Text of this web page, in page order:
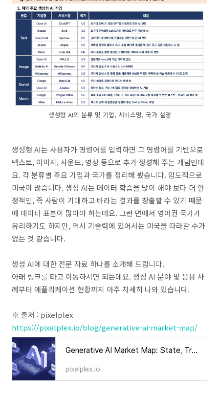
생성형 AI의 분류 및 기업, 서비스명, 국가 설명
생성형 AI는 사용자가 명령어를 입력하면 그 명령어를 기반으로
텍스트, 이미지, 사운드, 영상 등으로 추가 생성해 주는 개념인데
요. 각 분류별 주요 기업과 국가를 정리해 봤습니다. 압도적으로
미국이 많습니다. 생성 AI는 데이터 학습을 많이 해야 보다 더 안
정적인, 즉 사람이 기대하고 바라는 결과를 창출할 수 있기 때문
에 데이터 표본이 많아야 하는데요. 그런 면에서 영어권 국가가
유리하기도 하지만, 역시 기술력에 있어서는 미국을 따라갈 수가
없는 것 같습니다.
생성 AI에 대한 전문 자료 하나를 소개해 드립니다.
아래 링크를 타고 이동하시면 되는데요. 생성 AI 분야 및 응용 사
례부터 애플리케이션 현황까지 아주 자세히 나와 있습니다.
※ 출처 : pixelplex
https://pixelplex.io/blog/generative-ai-market-map/
Generative AI Market Map: State, Trends, & Apps [Infographic]
pixelplex.io